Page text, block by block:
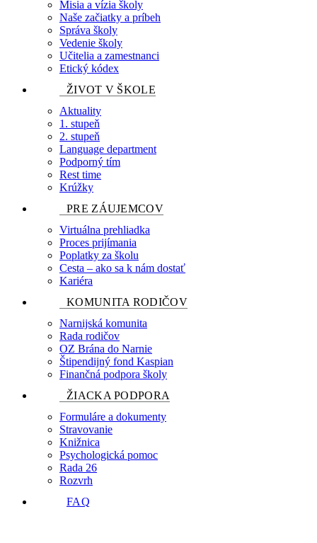
Misia a vízia školy
Naše začiatky a príbeh
Správa školy
Vedenie školy
Učitelia a zamestnanci
Etický kódex
ŽIVOT V ŠKOLE
Aktuality
1. stupeň
2. stupeň
Language department
Podporný tím
Rest time
Krúžky
PRE ZÁUJEMCOV
Virtuálna prehliadka
Proces prijímania
Poplatky za školu
Cesta – ako sa k nám dostať
Kariéra
KOMUNITA RODIČOV
Narnijská komunita
Rada rodičov
OZ Brána do Narnie
Štipendijný fond Kaspian
Finančná podpora školy
ŽIACKA PODPORA
Formuláre a dokumenty
Stravovanie
Knižnica
Psychologická pomoc
Rada 26
Rozvrh
FAQ